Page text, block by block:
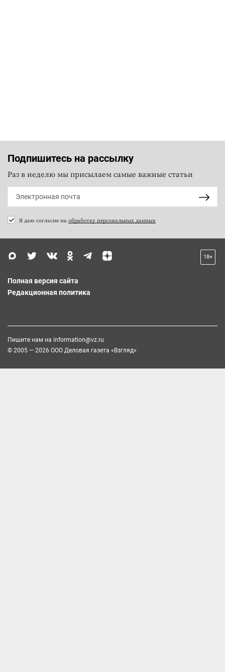
Подпишитесь на рассылку
Раз в неделю мы присылаем самые важные статьи
Я даю согласие на обработку персональных данных
18+
Полная версия сайта
Редакционная политика
Пишите нам на information@vz.ru
© 2005 — 2026 ООО Деловая газета «Взгляд»